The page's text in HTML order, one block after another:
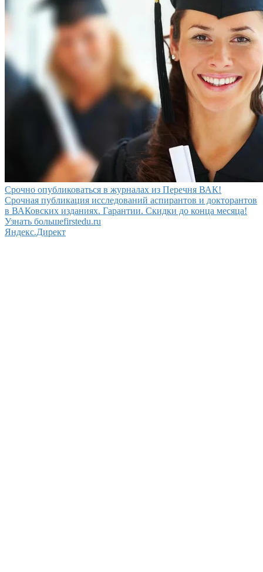
Срочно опубликоваться в журналах из Перечня ВАК!
Срочная публикация исследований аспирантов и докторантов
в ВАКовских изданиях. Гарантии. Скидки до конца месяца!
Узнать большеfirstedu.ru
Яндекс.Директ